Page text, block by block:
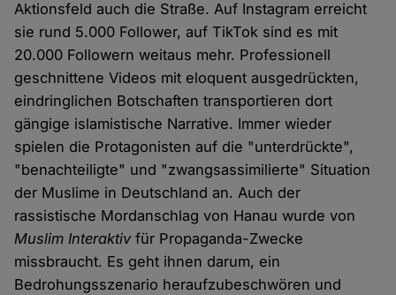
Aktionsfeld auch die Straße. Auf Instagram erreicht
sie rund 5.000 Follower, auf TikTok sind es mit
20.000 Followern weitaus mehr. Professionell
geschnittene Videos mit eloquent ausgedrückten,
eindringlichen Botschaften transportieren dort
gängige islamistische Narrative. Immer wieder
spielen die Protagonisten auf die "unterdrückte",
"benachteiligte" und "zwangsassimilierte" Situation
der Muslime in Deutschland an. Auch der
rassistische Mordanschlag von Hanau wurde von
Muslim Interaktivfür Propaganda-Zwecke
missbraucht. Es geht ihnen darum, ein
Bedrohungsszenario heraufzubeschwören und